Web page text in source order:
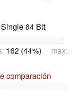
64 Bit
162 (44%) max:
comparación